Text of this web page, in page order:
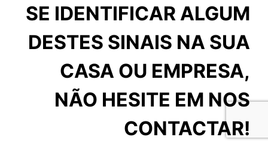
SE IDENTIFICAR ALGUM
DESTES SINAIS NA SUA
CASA OU EMPRESA,
NÃO HESITE EM NOS
CONTACTAR!